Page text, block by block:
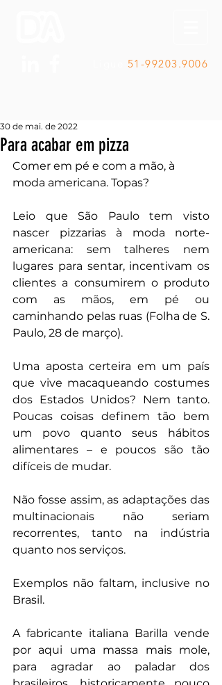
51-99203.9006
Para acabar em pizza
30 de mai. de 2022
Comer em pé e com a mão, à
moda americana. Topas?
Leio que São Paulo tem visto
nascer pizzarias à moda norte-
americana: sem talheres nem
lugares para sentar, incentivam os
clientes a consumirem o produto
com as mãos, em pé ou
caminhando pelas ruas (Folha de S.
Paulo, 28 de março).
Uma aposta certeira em um país
que vive macaqueando costumes
dos Estados Unidos? Nem tanto.
Poucas coisas definem tão bem
um povo quanto seus hábitos
alimentares – e poucos são tão
difíceis de mudar.
Não fosse assim, as adaptações das
multinacionais não seriam
recorrentes, tanto na indústria
quanto nos serviços.
Exemplos não faltam, inclusive no
Brasil.
A fabricante italiana Barilla vende
por aqui uma massa mais mole,
para agradar ao paladar dos